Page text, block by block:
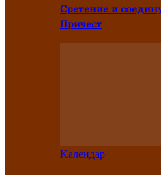
Сретение и
Причест
Kалендар